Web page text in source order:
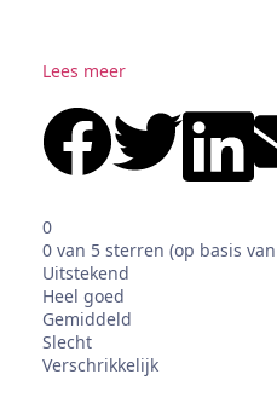
Lees meer
0
0 van 5 sterren (op basis
Uitstekend
Heel goed
Gemiddeld
Slecht
Verschrikkelijk